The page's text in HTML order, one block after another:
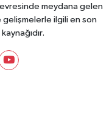
meydana gelen
ilgili en son